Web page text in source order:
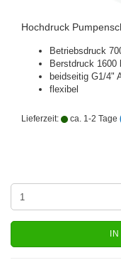
Hochdruck
Betriebsdruck
Berstdruck 1600
beidseitig G1/4"
flexibel
Lieferzeit: ca. 1-2 Tage